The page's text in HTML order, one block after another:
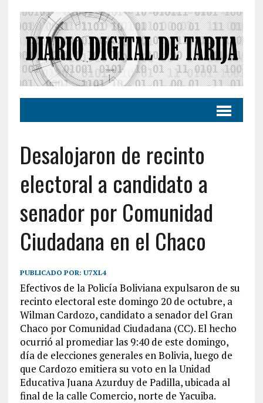
Desalojaron de recinto
electoral a candidato a
senador por Comunidad
Ciudadana en el Chaco
PUBLICADO POR: U7XL4
Efectivos de la Policía Boliviana expulsaron de su
recinto electoral este domingo 20 de octubre, a
Wilman Cardozo, candidato a senador del Gran
Chaco por Comunidad Ciudadana (CC). El hecho
ocurrió al promediar las 9:40 de este domingo,
día de elecciones generales en Bolivia, luego de
que Cardozo emitiera su voto en la Unidad
Educativa Juana Azurduy de Padilla, ubicada al
final de la calle Comercio, norte de Yacuiba.